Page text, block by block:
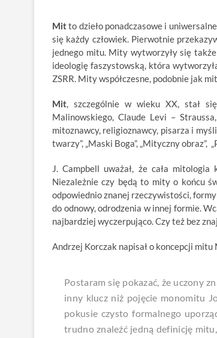
Mitto dzieło ponadczasowe i
się każdy człowiek. Pierwotnie
jednego mitu. Mity wytworzyły się
ideologię faszystowską, która
ZSRR. Mity współczesne, podobnie jak
Mit, szczególnie w wieku XX, stał
Malinowskiego, Claude Levi –
mitoznawcy, religioznawcy, pisarza i
twarzy”, „Maski Boga”, „Mityczny obraz”,
J. Campbell uważał, że cała
Niezależnie czy będą to mity o końcu
odpowiednio znanej rzeczywistości,
do odnowy, odrodzenia w innej formie.
najbardziej wyczerpująco. Czy też bez
Andrzej Korczak napisał o koncepcji mitu
Postaram się pokazać, że uczony
inny klucz niż pojęcie monomitu
pokusie czysto formalnego
trudno znaleźć jedną definicję